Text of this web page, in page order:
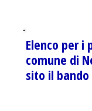
Elenco per i
comune di
sito il bando